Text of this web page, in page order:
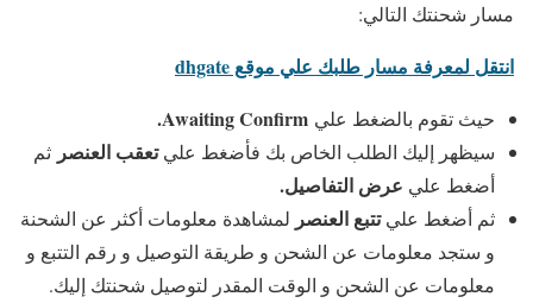
مسار شحنتك التالي:
انتقل لمعرفة مسار طلبك علي موقع dhgate
حيث تقوم بالضغط علي Awaiting Confirm.
سيظهر إليك الطلب الخاص بك فأضغط عليتعقب العنصر ثم
أضغط علي عرض التفاصيل.
ثم أضغط عليتتبع العنصر لمشاهدة معلومات أكثر عن الشحنة
و ستجد معلومات عن الشحن و طريقة التوصيل و رقم التتبع و
معلومات عن الشحن و الوقت المقدر لتوصيل شحنتك إليك.